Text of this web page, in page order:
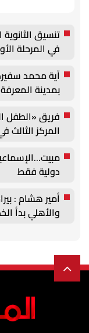
في المرحلة
آية محمد
بمدينة المعرفة
فريق «الطفل
المركز الثالث
دولية فقط
أمير هشام :
والأهلي بدأ